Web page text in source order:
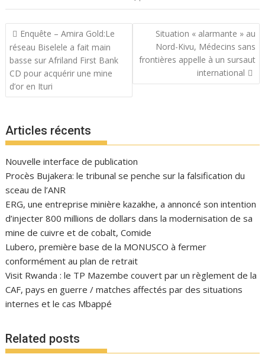
Navigation
de
l’article
Enquête – Amira Gold:Le
réseau Biselele a fait main
basse sur Afriland First Bank
CD pour acquérir une mine
d’or en Ituri
Situation « alarmante » au
Nord-Kivu, Médecins sans
frontières appelle à un sursaut
international
Articles récents
Nouvelle interface de publication
Procès Bujakera: le tribunal se penche sur la falsification du
sceau de l’ANR
ERG, une entreprise minière kazakhe, a annoncé son intention
d’injecter 800 millions de dollars dans la modernisation de sa
mine de cuivre et de cobalt, Comide
Lubero, première base de la MONUSCO à fermer
conformément au plan de retrait
Visit Rwanda : le TP Mazembe couvert par un règlement de la
CAF, pays en guerre / matches affectés par des situations
internes et le cas Mbappé
Related posts